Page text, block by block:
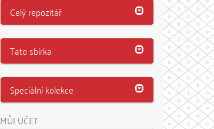
Celý repozitář
Tato sbírka
Speciální kolekce
MŮJ ÚČET